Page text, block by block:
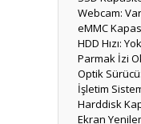
Webcam: Var
eMMC
HDD Hızı: Yok
Parmak İzi
Optik
İşletim
Harddisk
Ekran